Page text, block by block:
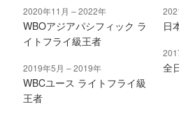
2020年11月 2022年
WBOアジアパシフィック ラ
イトフライ級王者
2019年5月 2019年
WBCユース ライトフライ級
王者
日
全